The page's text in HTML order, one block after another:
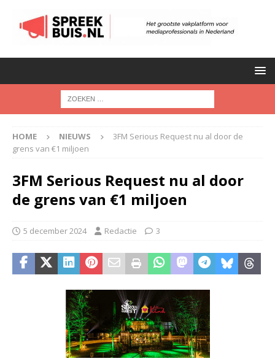
HOME NIEUWS
3FM Serious Request nu al door de
grens van €1 miljoen
3FM Serious Request nu al door
de grens van €1 miljoen
5 december 2024 Redactie 3